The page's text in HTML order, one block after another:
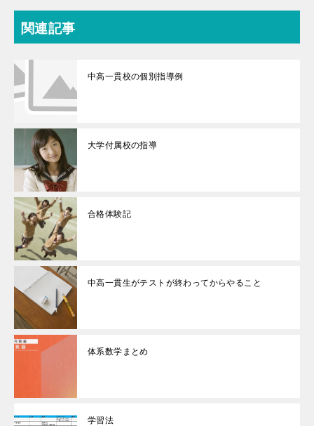
関連記事
中高一貫校の個別指導例
大学付属校の指導
合格体験記
中高一貫生がテストが終わってからやること
体系数学まとめ
学習法